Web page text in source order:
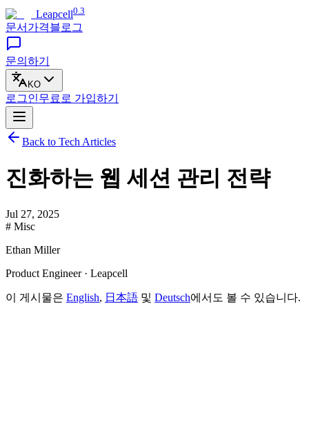
Leapcell0.3
문서 가격블로그
문의하기
KO
로그인무료로 가입하기
Back to Tech Articles
진화하는 웹 세션 관리 전략
Jul 27, 2025
# Misc
Ethan Miller
Product Engineer · Leapcell
이 게시물은 English, 日本語 및 Deutsch에서도 볼 수 있습니다.